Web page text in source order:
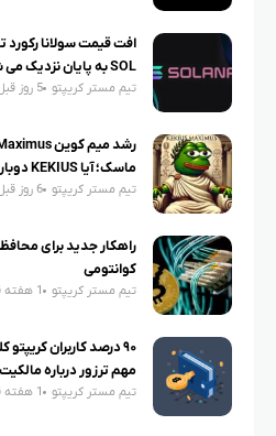
افت قیمت سولانا رکورد
SOL به پایان نزدیک می شود؟
تیم مستر کریپتو 5 روز قبل
ماسک؛ آیا KEKIUS دوباره صعود می کند؟
تیم مستر کریپتو 6 روز قبل
راهکار جدید برای
کوانتومی
تیم مستر کریپتو 1 هفته قبل
۹۰ درصد کاربران
مهم ترزور درباره
تیم مستر کریپتو 1 هفته قبل